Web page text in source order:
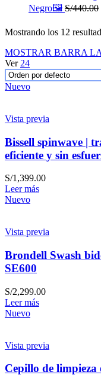
Negro🖼️ S/440.00
Mostrando los 12
MOSTRAR BARRA
Ver 24
Nuevo
Vista previa
Bissell spinwave |
eficiente y sin
S/1,399.00
Leer más
Nuevo
Vista previa
Brondell Swash
SE600
S/2,299.00
Leer más
Nuevo
Vista previa
Cepillo de limpieza